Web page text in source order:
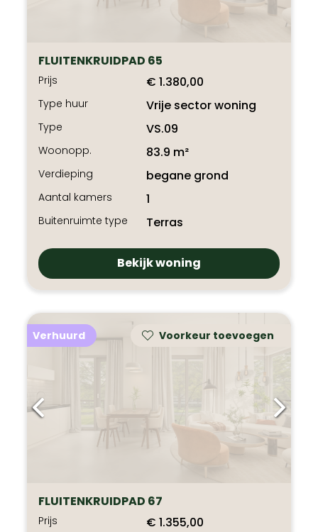
FLUITENKRUIDPAD 65
Prijs € 1.380,00
Type huur Vrije sector woning
Type VS.09
Woonopp. 83.9 m²
Verdieping begane grond
Aantal kamers 1
Buitenruimte type Terras
Bekijk woning
Voorkeur toevoegen
Verhuurd
FLUITENKRUIDPAD 67
Prijs € 1.355,00